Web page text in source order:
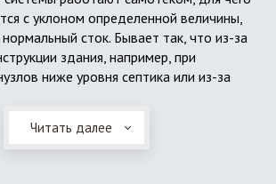
выполнен из обычных железобетонных
отсутствии высокого уровня
как в этом случае затруднительно
герметичность. Если имеется
недорогие, легко
с уклоном определенной величины,
сток. Бывает так, что из-за
здания, например, при
ниже уровня септика или из-за
в таком случае – это
– канализационной насосной станции.
Читать далее